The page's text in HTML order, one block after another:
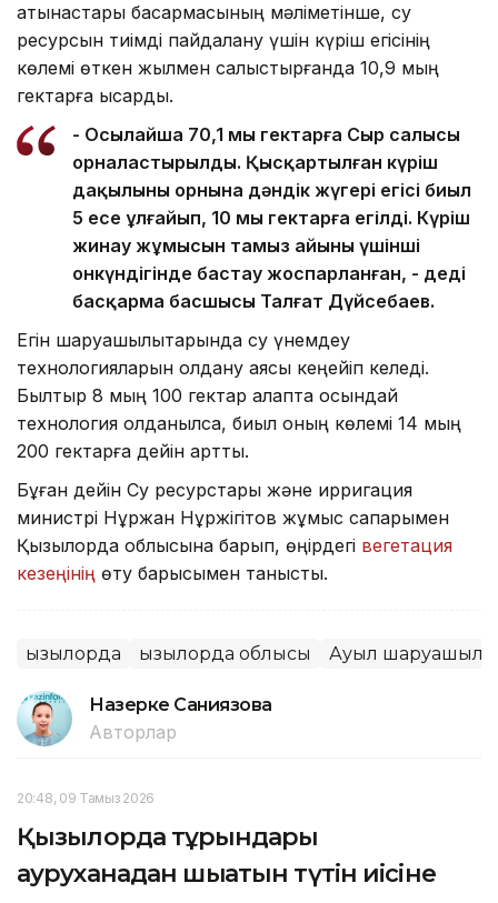
қатынастары басқармасының мәліметінше, су
ресурсын тиімді пайдалану үшін күріш егісінің
көлемі өткен жылмен салыстырғанда 10,9 мың
гектарға қысқарды.
- Осылайша 70,1 мың гектарға Сыр салысы
орналастырылды. Қысқартылған күріш
дақылының орнына дәндік жүгері егісі биыл
5 есе ұлғайып, 10 мың гектарға егілді. Күріш
жинау жұмысын тамыз айының үшінші
онкүндігінде бастау жоспарланған, - деді
басқарма басшысы Талғат Дүйсебаев.
Егін шаруашылықтарында су үнемдеу
технологияларын қолдану аясы кеңейіп келеді.
Былтыр 8 мың 100 гектар алқапта осындай
технология қолданылса, биыл оның көлемі 14 мың
200 гектарға дейін артты.
Бұған дейін Су ресурстары және ирригация
министрі Нұржан Нұржігітов жұмыс сапарымен
Қызылорда облысына барып, өңірдегі вегетация
кезеңінің өту барысымен танысты.
Қызылорда Қызылорда облысы Ауыл
Назерке Саниязова
Авторлар
20:48, 09 Тамыз 2026
Қызылорда тұрғындары
ауруханадан шығатын түтін иісіне